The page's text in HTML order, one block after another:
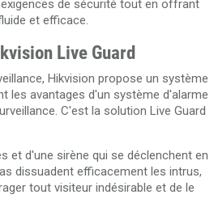
de sécurité tout en offrant
et efficace.
Live Guard
Hikvision propose un système
les avantages d'un système d'alarme
C'est la solution Live Guard
et d'une sirène qui se déclenchent en
dissuadent efficacement les intrus,
tout visiteur indésirable et de le